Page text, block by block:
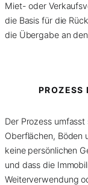
Miet- oder
die Basis für die
die Übergabe an
PROZESS
Der Prozess
Oberflächen, Böden
keine persönlichen
und dass die
Weiterverwendung